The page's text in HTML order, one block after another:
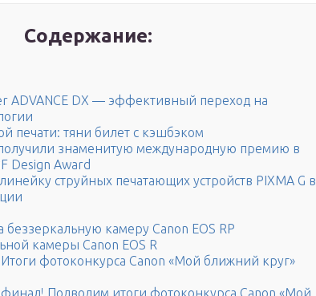
Содержание:
ADVANCE DX — эффективный переход на
печати: тяни билет с кэшбэком
знаменитую международную премию в
Design Award
струйных печатающих устройств PIXMA G в
камеру Canon EOS RP
камеры Canon EOS R
Итоги фотоконкурса Canon «Мой ближний круг»
Подводим итоги фотоконкурса Canon «Мой